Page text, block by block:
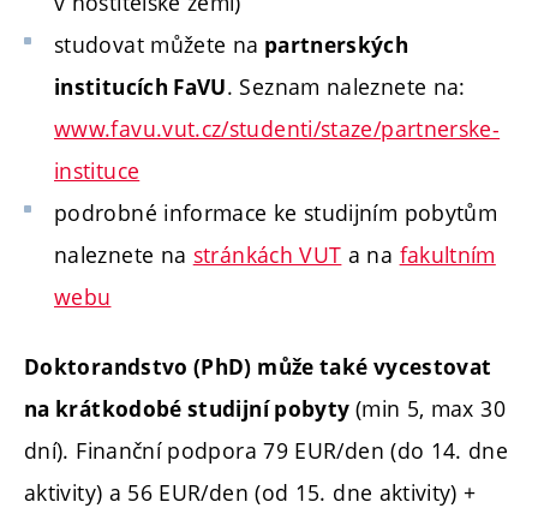
studovat můžete na partnerských
institucích FaVU. Seznam naleznete na:
www.favu.vut.cz/studenti/staze/partnerske-
instituce
podrobné informace ke studijním pobytům
naleznete na stránkách VUT a na fakultním
webu
Doktorandstvo (PhD) může také vycestovat
na krátkodobé studijní pobyty (min 5, max 30
dní). Finanční podpora 79 EUR/den (do 14. dne
aktivity) a 56 EUR/den (od 15. dne aktivity) +